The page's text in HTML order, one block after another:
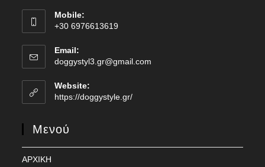
Mobile:
+30 6976613619
Email:
doggystyl3.gr@gmail.com
Website:
https://doggystyle.gr/
Μενού
ΑΡΧΙΚΗ